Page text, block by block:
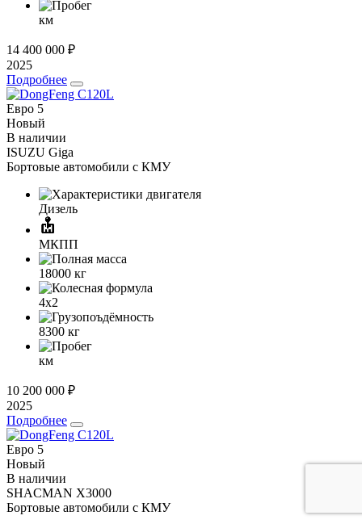
км
14 400 000 ₽
2025
Подробнее
Евро 5
Новый
В наличии
ISUZU Giga
Бортовые автомобили с КМУ
Дизель
МКПП
18000 кг
4x2
8300 кг
км
10 200 000 ₽
2025
Подробнее
Евро 5
Новый
В наличии
SHACMAN X3000
Бортовые автомобили с КМУ